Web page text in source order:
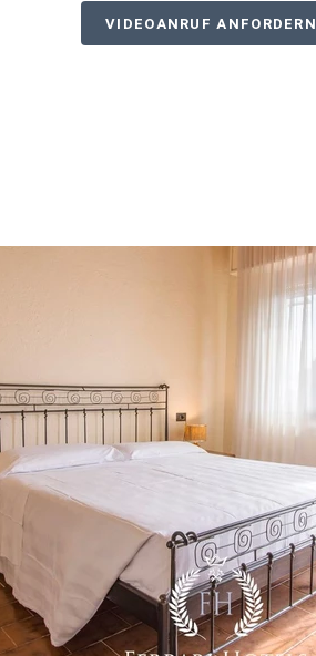
VIDEOANRUF ANFORDERN